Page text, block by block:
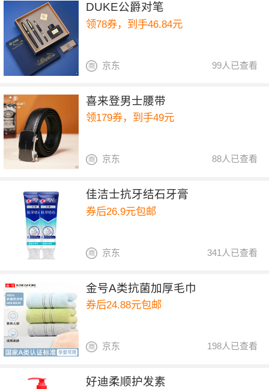
DUKE公爵对笔
领78券，到手46.84元
99人已查看
京东
喜来登男士腰带
领179券，到手49元
88人已查看
京东
佳洁士抗牙结石牙膏
券后26.9元包邮
341人已查看
京东
金号A类抗菌加厚毛巾
券后24.88元包邮
198人已查看
京东
好迪柔顺护发素